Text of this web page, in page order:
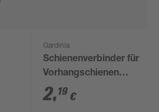
Gardinia
Schienenverbinder für
Vorhangschienen
weiß
2,19 €